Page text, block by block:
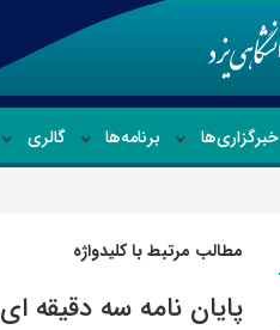
خبرگزاری‌ها برنامه‌ها گالری
مطالب مرتبط با کلیدواژه
پایان نامه سه دقیقه ای